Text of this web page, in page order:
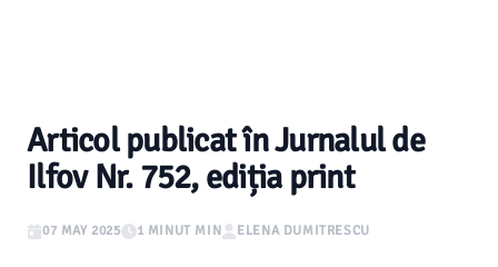
Articol publicat în Jurnalul de
Ilfov Nr. 752, ediția print
07 MAY 2025 1 MINUT MIN ELENA DUMITRESCU